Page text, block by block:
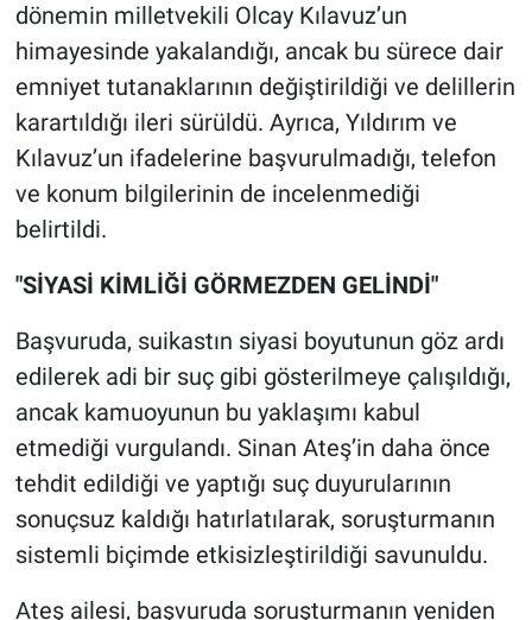
dönemin milletvekili Olcay Kılavuz’un
himayesinde yakalandığı, ancak bu sürece dair
emniyet tutanaklarının değiştirildiği ve delillerin
karartıldığı ileri sürüldü. Ayrıca, Yıldırım ve
Kılavuz’un ifadelerine başvurulmadığı, telefon
ve konum bilgilerinin de incelenmediği
belirtildi.
"SİYASİ KİMLİĞİ GÖRMEZDEN GELİNDİ"
Başvuruda, suikastın siyasi boyutunun göz ardı
edilerek adi bir suç gibi gösterilmeye çalışıldığı,
ancak kamuoyunun bu yaklaşımı kabul
etmediği vurgulandı. Sinan Ateş’in daha önce
tehdit edildiği ve yaptığı suç duyurularının
sonuçsuz kaldığı hatırlatılarak, soruşturmanın
sistemli biçimde etkisizleştirildiği savunuldu.
Ateş ailesi, başvuruda soruşturmanın yeniden